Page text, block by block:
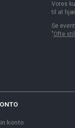
Vores
til at
Se
"Ofte
konto